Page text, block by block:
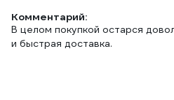
Комментарий:
В целом покупкой остарся
и быстрая доставка.